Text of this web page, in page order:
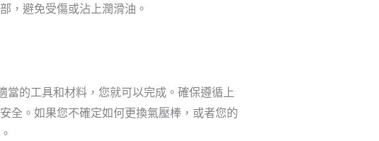
，避免受傷或沾上潤滑油。
的工具和材料，您就可以完成。確保遵循上
全。如果您不確定如何更換氣壓棒，或者您的